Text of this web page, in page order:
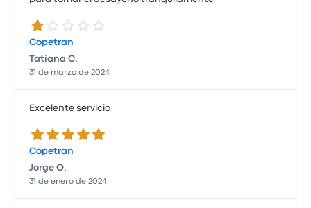
1.0 de 5 estrellas
Copetran
Tatiana C.
31 de marzo de 2024
Excelente servicio
5.0 de 5 estrellas
Copetran
Jorge O.
31 de enero de 2024